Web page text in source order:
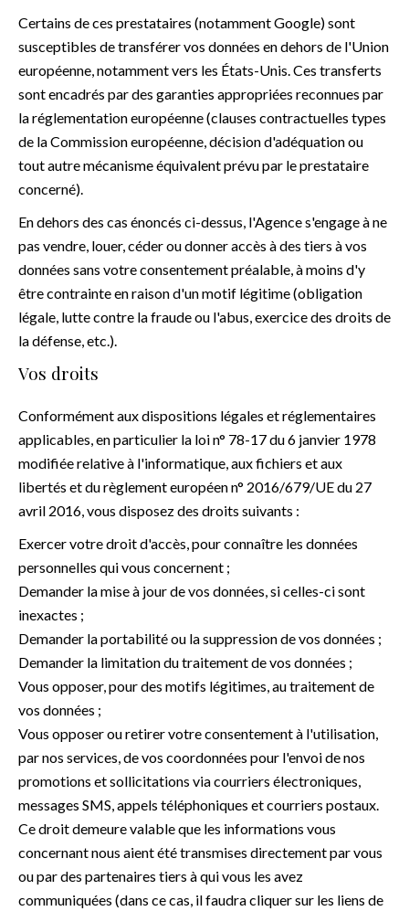
Certains de ces prestataires (notamment Google) sont
susceptibles de transférer vos données en dehors de l'Union
européenne, notamment vers les États-Unis. Ces transferts
sont encadrés par des garanties appropriées reconnues par
la réglementation européenne (clauses contractuelles types
de la Commission européenne, décision d'adéquation ou
tout autre mécanisme équivalent prévu par le prestataire
concerné).
En dehors des cas énoncés ci-dessus, l'Agence s'engage à ne
pas vendre, louer, céder ou donner accès à des tiers à vos
données sans votre consentement préalable, à moins d'y
être contrainte en raison d'un motif légitime (obligation
légale, lutte contre la fraude ou l'abus, exercice des droits de
la défense, etc.).
Vos droits
Conformément aux dispositions légales et réglementaires
applicables, en particulier la loi n° 78-17 du 6 janvier 1978
modifiée relative à l'informatique, aux fichiers et aux
libertés et du règlement européen n° 2016/679/UE du 27
avril 2016, vous disposez des droits suivants :
Exercer votre droit d'accès, pour connaître les données
personnelles qui vous concernent ;
Demander la mise à jour de vos données, si celles-ci sont
inexactes ;
Demander la portabilité ou la suppression de vos données ;
Demander la limitation du traitement de vos données ;
Vous opposer, pour des motifs légitimes, au traitement de
vos données ;
Vous opposer ou retirer votre consentement à l'utilisation,
par nos services, de vos coordonnées pour l'envoi de nos
promotions et sollicitations via courriers électroniques,
messages SMS, appels téléphoniques et courriers postaux.
Ce droit demeure valable que les informations vous
concernant nous aient été transmises directement par vous
ou par des partenaires tiers à qui vous les avez
communiquées (dans ce cas, il faudra cliquer sur les liens de